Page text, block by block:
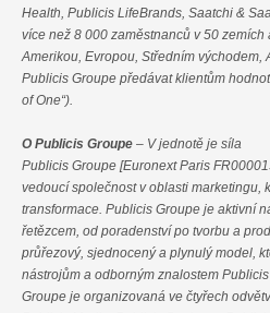
Health, Publicis LifeBrands, Saatchi &
více než 8 000 zaměstnanců v 50
Amerikou, Evropou, Středním východem,
Publicis Groupe předávat klientům
of One“).
O Publicis Groupe – V jednotě je síla
Publicis Groupe [Euronext Paris
vedoucí společnost v oblasti marketingu,
transformace. Publicis Groupe je aktivní
řetězcem, od poradenství po tvorbu a
průřezový, sjednocený a plynulý model,
nástrojům a odborným znalostem
Groupe je organizovaná ve čtyřech